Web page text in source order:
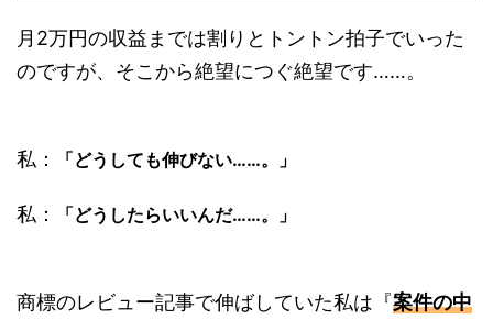
月2万円の収益までは割りとトントン拍子でいった
のですが、そこから絶望につぐ絶望です……。
私： 「どうしても伸びない……。」
私： 「どうしたらいいんだ……。」
商標のレビュー記事で伸ばしていた私は『案件の中